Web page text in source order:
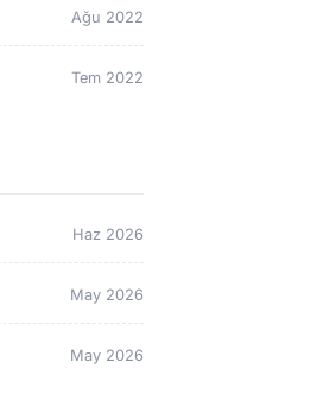
Ağu 2022
Tem 2022
Haz 2026
May 2026
May 2026